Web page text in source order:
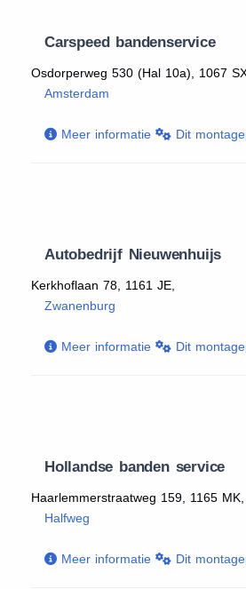
Carspeed bandenservice
Osdorperweg 530 (Hal 10a), 1067
Amsterdam
Meer informatie Dit
Autobedrijf Nieuwenhuijs
Kerkhoflaan 78, 1161 JE,
Zwanenburg
Meer informatie Dit
Hollandse banden service
Haarlemmerstraatweg 159, 1165 MK,
Halfweg
Meer informatie Dit